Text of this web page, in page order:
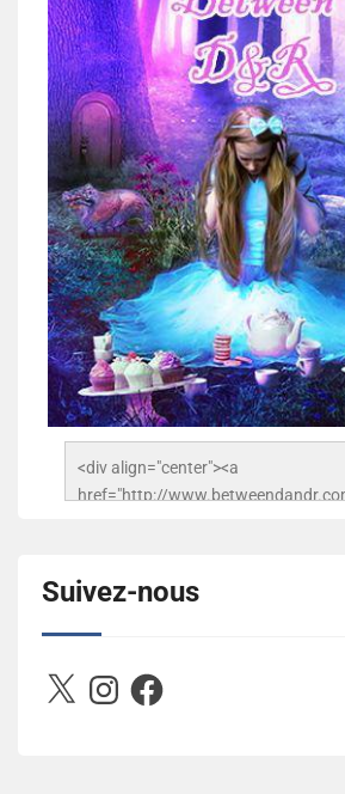
<div align="center"><a
href="http://
503716673157532-
alt="Between D&R"
</div>
Suivez-nous
X InstagramFacebook